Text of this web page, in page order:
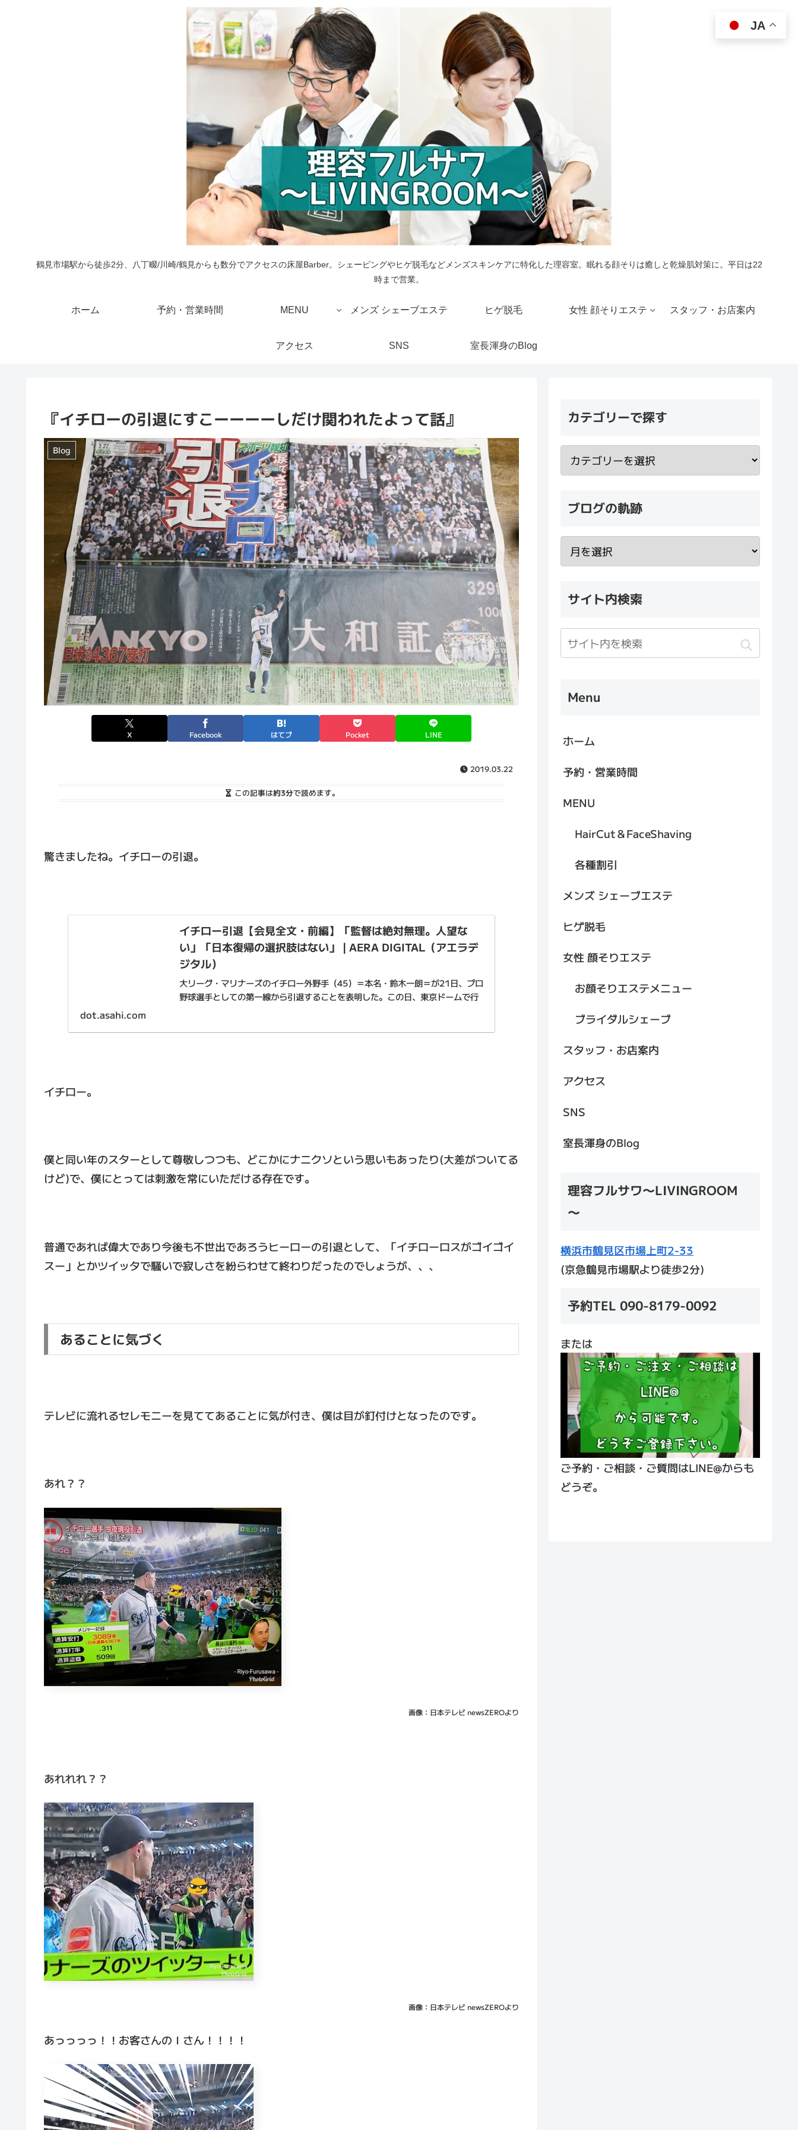
鶴見市場駅から徒歩2分、八丁畷/川崎/鶴見からも数分でアクセスの床屋Barber。シェービングやヒゲ脱毛などメンズスキンケアに特化した理容室。眠れる顔そりは癒しと乾燥肌対策に。平日は22
時まで営業。
ホーム 予約・営業時間 MENU メンズ シェーブエステ ヒゲ脱毛 女性 顔そりエステ スタッフ・お店案内
アクセス SNS 室長渾身のBlog
『イチローの引退にすこーーーーしだけ関われたよって話』
Blog
X Facebook はてブ Pocket LINE
2019.03.22
この記事は約3分で読めます。
驚きましたね。イチローの引退。
イチロー引退【会見全文・前編】「監督は絶対無理。人望な
い」「日本復帰の選択肢はない」 | AERA DIGITAL（アエラデ
ジタル）
大リーグ・マリナーズのイチロー外野手（45）＝本名・鈴木一朗＝が21日、プロ
野球選手としての第一線から引退することを表明した。この日、東京ドームで行
dot.asahi.com
イチロー。
僕と同い年のスターとして尊敬しつつも、どこかにナニクソという思いもあったり(大差がついてる
けど)で、僕にとっては刺激を常にいただける存在です。
普通であれば偉大であり今後も不世出であろうヒーローの引退として、「イチローロスがゴイゴイ
スー」とかツイッタで騒いで寂しさを紛らわせて終わりだったのでしょうが、、、
あることに気づく
テレビに流れるセレモニーを見ててあることに気が付き、僕は目が釘付けとなったのです。
あれ？？
画像：日本テレビ newsZEROより
あれれれ？？
画像：日本テレビ newsZEROより
あっっっっ！！お客さんのＩさん！！！！
カテゴリーで探す
ブログの軌跡
サイト内検索
Menu
ホーム
予約・営業時間
MENU
HairCut＆FaceShaving
各種割引
メンズ シェーブエステ
ヒゲ脱毛
女性 顔そりエステ
お顔そりエステメニュー
ブライダルシェーブ
スタッフ・お店案内
アクセス
SNS
室長渾身のBlog
理容フルサワ～LIVINGROOM
～
横浜市鶴見区市場上町2-33
(京急鶴見市場駅より徒歩2分)
予約TEL 090-8179-0092
または
ご予約・ご相談・ご質問はLINE@からも
どうぞ。
JA